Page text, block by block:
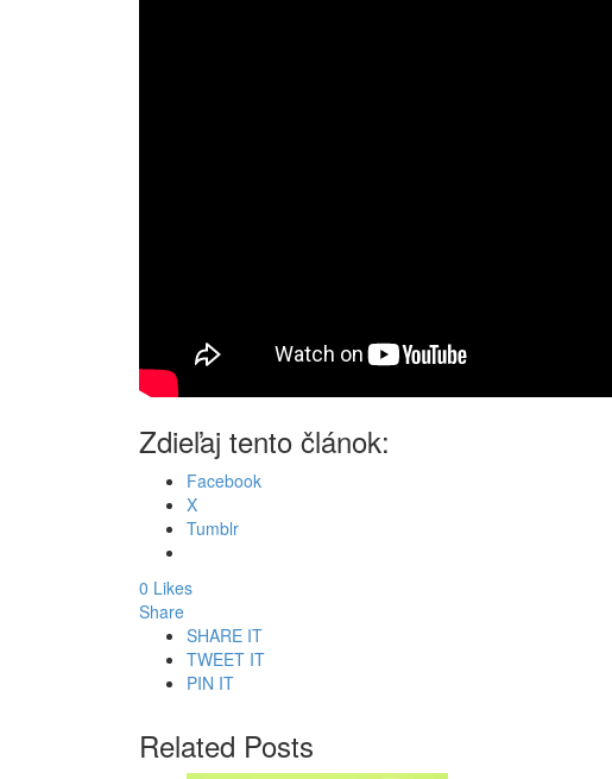
Zdieľaj tento článok:
Facebook
X
Tumblr
0 Likes
Share
SHARE IT
TWEET IT
PIN IT
Related Posts